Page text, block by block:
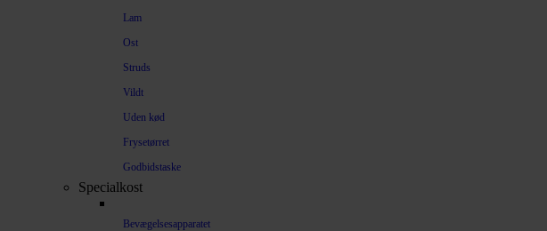
Lam
Ost
Struds
Vildt
Uden kød
Frysetørret
Godbidstaske
Specialkost
Bevægelsesapparatet